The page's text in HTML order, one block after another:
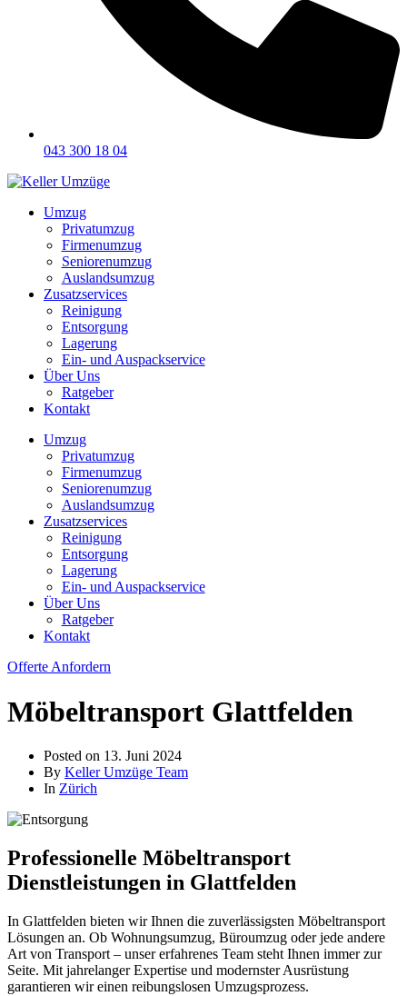
043 300 18 04
Umzug
Privatumzug
Firmenumzug
Seniorenumzug
Auslandsumzug
Zusatzservices
Reinigung
Entsorgung
Lagerung
Ein- und Auspackservice
Über Uns
Ratgeber
Kontakt
Umzug
Privatumzug
Firmenumzug
Seniorenumzug
Auslandsumzug
Zusatzservices
Reinigung
Entsorgung
Lagerung
Ein- und Auspackservice
Über Uns
Ratgeber
Kontakt
Offerte Anfordern
Möbeltransport Glattfelden
Posted on 13. Juni 2024
By Keller Umzüge Team
In Zürich
Professionelle Möbeltransport
Dienstleistungen in Glattfelden
In Glattfelden bieten wir Ihnen die zuverlässigsten Möbeltransport
Lösungen an. Ob Wohnungsumzug, Büroumzug oder jede andere
Art von Transport – unser erfahrenes Team steht Ihnen immer zur
Seite. Mit jahrelanger Expertise und modernster Ausrüstung
garantieren wir einen reibungslosen Umzugsprozess.